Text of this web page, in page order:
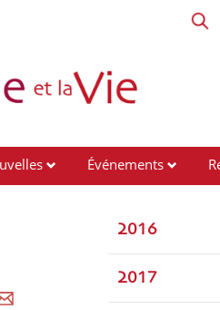
Événements
2016
2017